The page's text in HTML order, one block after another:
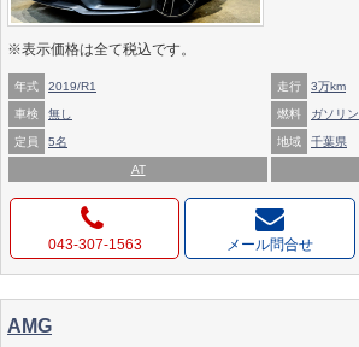
※表示価格は全て税込です。
年式 2019/R1 走行 3万km
車検 無し 燃料 ガソリン
定員 5名 地域 千葉県
AT
043-307-1563 メール問合せ
AMG